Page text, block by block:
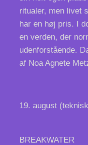
ritualer, men livet
har en høj pris. I
en verden, der
udenforstående.
af Noa Agnete
19. august
BREAKWATER